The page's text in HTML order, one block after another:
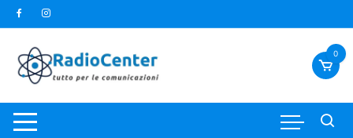
al
contenuto
0